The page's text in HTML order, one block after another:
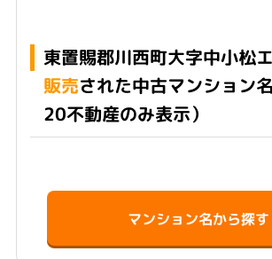
東置賜郡川西町大字中小松
販売された中古マンション
20不動産のみ表示）
マンション名から探す